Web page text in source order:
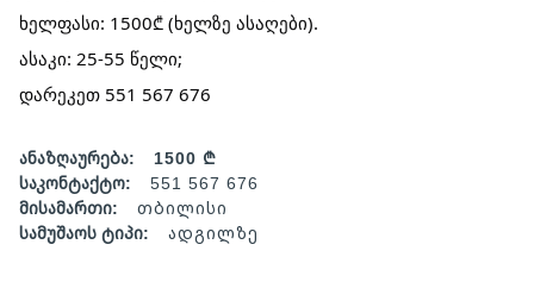
ხელფასი: 1500₾ (ხელზე ასაღები).
ასაკი: 25-55 წელი;
დარეკეთ 551 567 676
ანაზღაურება:
1500 ₾
საკონტაქტო:
551 567 676
მისამართი:
თბილისი
სამუშაოს ტიპი:
ადგილზე